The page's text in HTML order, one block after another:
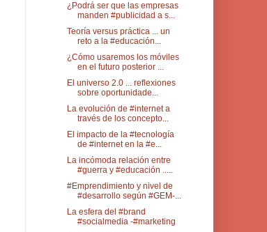
¿Podrá ser que las empresas
manden #publicidad a s...
Teoría versus práctica ... un
reto a la #educación...
¿Cómo usaremos los móviles
en el futuro posterior ...
El universo 2.0 ... reflexiones
sobre oportunidade...
La evolución de #internet a
través de los concepto...
El impacto de la #tecnología
de #internet en la #e...
La incómoda relación entre
#guerra y #educación .....
#Emprendimiento y nivel de
#desarrollo según #GEM-...
La esfera del #brand
#socialmedia -#marketing